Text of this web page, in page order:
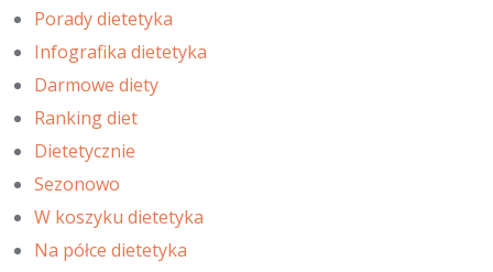
Porady dietetyka
Infografika dietetyka
Darmowe diety
Ranking diet
Dietetycznie
Sezonowo
W koszyku dietetyka
Na półce dietetyka